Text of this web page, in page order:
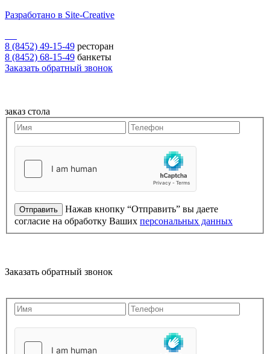
Разработано в Site-Creative
8 (8452) 49-15-49 ресторан
8 (8452) 68-15-49 банкеты
Заказать обратный звонок
заказ стола
Нажав кнопку “Отправить” вы даете
согласие на обработку Ваших персональных данных
Заказать обратный звонок